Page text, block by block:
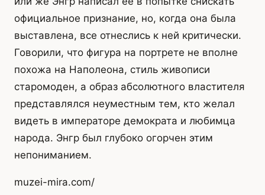
официальное признание, но, когда она была
выставлена, все отнеслись к ней критически.
Говорили, что фигура на портрете не вполне
похожа на Наполеона, стиль живописи
старомоден, а образ абсолютного властителя
представлялся неуместным тем, кто желал
видеть в императоре демократа и любимца
народа. Энгр был глубоко огорчен этим
непониманием.
muzei-mira.com/